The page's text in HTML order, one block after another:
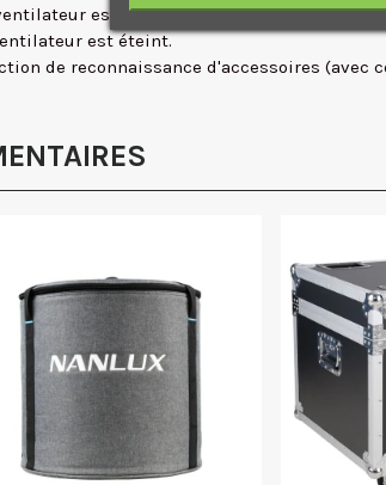
est en LOW SPEED.
est éteint.
de reconnaissance d'accessoires